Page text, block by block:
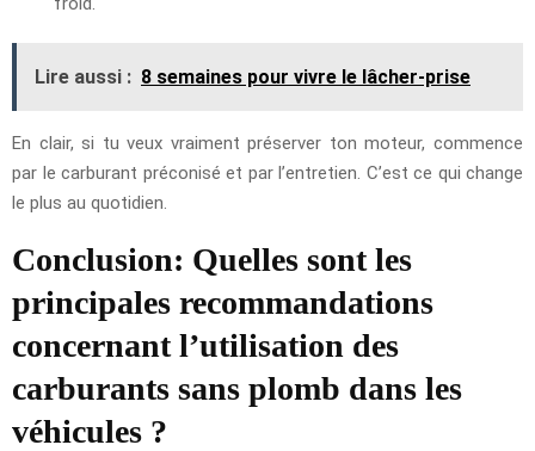
Lire aussi : 8 semaines pour vivre le lâcher-prise
En clair, si tu veux vraiment préserver ton moteur, commence
par le carburant préconisé et par l’entretien. C’est ce qui change
le plus au quotidien.
Conclusion: Quelles sont les
principales recommandations
concernant l’utilisation des
carburants sans plomb dans les
véhicules ?